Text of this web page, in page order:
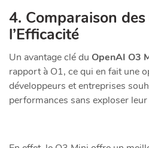
4. Comparaison
l’Efficacité
Un avantage clé du OpenAI O3
rapport à O1, ce qui en fait une
développeurs et entreprises
performances sans exploser